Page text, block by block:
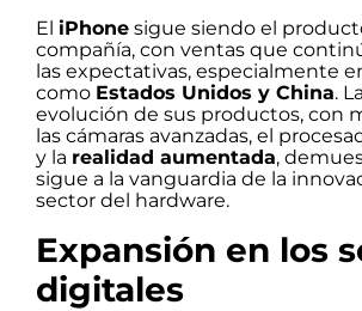
El iPhone sigue siendo el
compañía, con ventas que
las expectativas, especialmente
como Estados Unidos y China.
evolución de sus productos, con
las cámaras avanzadas, el
y la realidad aumentada,
sigue a la vanguardia de la
sector del hardware.
Expansión en los
digitales